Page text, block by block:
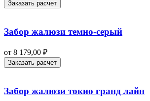
Заказать расчет
Забор жалюзи темно-серый
от 8 179,00 ₽
Заказать расчет
Забор жалюзи токио гранд лайн